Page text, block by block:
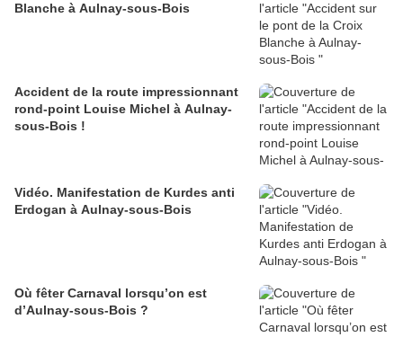
Blanche à Aulnay-sous-Bois
Accident de la route impressionnant
rond-point Louise Michel à Aulnay-
sous-Bois !
Vidéo. Manifestation de Kurdes anti
Erdogan à Aulnay-sous-Bois
Où fêter Carnaval lorsqu’on est
d’Aulnay-sous-Bois ?